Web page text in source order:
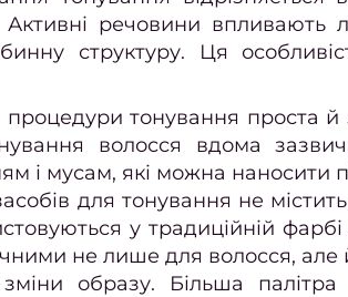
Активні речовини
структуру. Ця
тонування проста й
волосся вдома
і мусам, які можна наносити
для тонування не
у традиційній
не лише для волосся, але
образу. Більша палітра